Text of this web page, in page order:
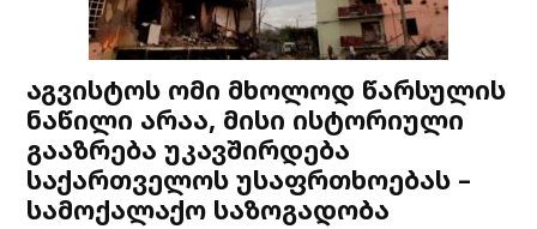
აგვისტოს ომი მხოლოდ წარსულის
ნაწილი არაა, მისი ისტორიული
გააზრება უკავშირდება
საქართველოს უსაფრთხოებას –
სამოქალაქო საზოგადობა